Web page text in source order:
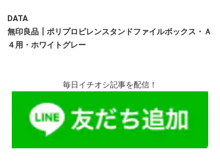
DATA
無印良品┃ポリプロピレンスタンドファイルボックス・Ａ
４用・ホワイトグレー
毎日イチオシ記事を配信！